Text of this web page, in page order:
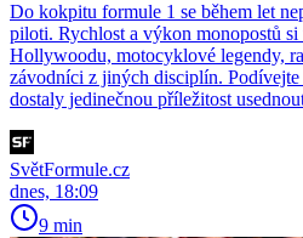
Do kokpitu formule 1 se během let
piloti. Rychlost a výkon monopostů
Hollywoodu, motocyklové legendy,
závodníci z jiných disciplín. Podívejte
dostaly jedinečnou příležitost
SvětFormule.cz
dnes, 18:09
9 min